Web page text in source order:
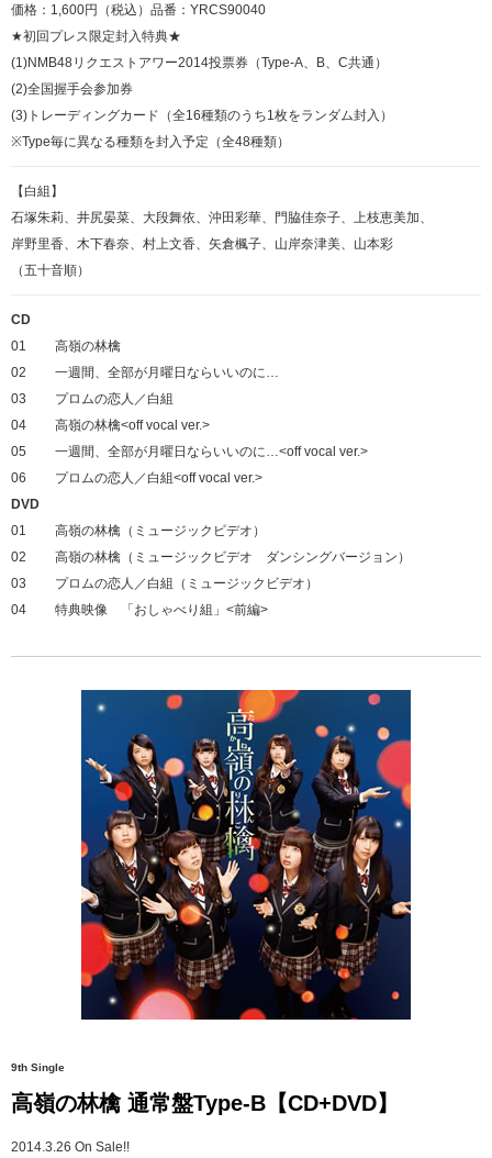
価格：1,600円（税込）品番：YRCS90040
★初回プレス限定封入特典★
(1)NMB48リクエストアワー2014投票券（Type-A、B、C共通）
(2)全国握手会参加券
(3)トレーディングカード（全16種類のうち1枚をランダム封入）
※Type毎に異なる種類を封入予定（全48種類）
【白組】
石塚朱莉、井尻晏菜、大段舞依、沖田彩華、門脇佳奈子、上枝恵美加、
岸野里香、木下春奈、村上文香、矢倉楓子、山岸奈津美、山本彩
（五十音順）
CD
01
高嶺の林檎
02
一週間、全部が月曜日ならいいのに…
03
プロムの恋人／白組
04
高嶺の林檎<off vocal ver.>
05
一週間、全部が月曜日ならいいのに…<off vocal ver.>
06
プロムの恋人／白組<off vocal ver.>
DVD
01
高嶺の林檎（ミュージックビデオ）
02
高嶺の林檎（ミュージックビデオ ダンシングバージョン）
03
プロムの恋人／白組（ミュージックビデオ）
04
特典映像 「おしゃべり組」<前編>
9th Single
高嶺の林檎 通常盤Type-B【CD+DVD】
2014.3.26 On Sale!!